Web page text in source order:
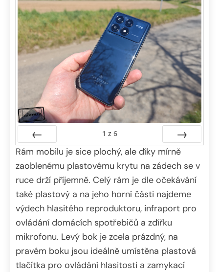
Předchozí
1 z 6
Další
Rám mobilu je sice plochý, ale díky mírně
zaoblenému plastovému krytu na zádech se v
ruce drží příjemně. Celý rám je dle očekávání
také plastový a na jeho horní části najdeme
výdech hlasitého reproduktoru, infraport pro
ovládání domácích spotřebičů a zdířku
mikrofonu. Levý bok je zcela prázdný, na
pravém boku jsou ideálně umístěna plastová
tlačítka pro ovládání hlasitosti a zamykací